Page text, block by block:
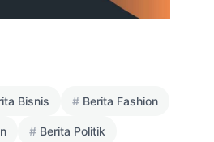
Bisnis Berita Fashion
Berita Politik